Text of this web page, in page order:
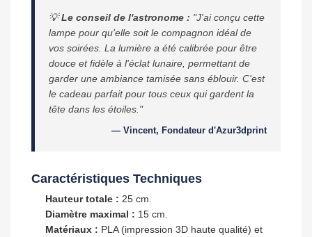
💡Le conseil de l'astronome : "J'ai conçu cette
lampe pour qu'elle soit le compagnon idéal de
vos soirées. La lumière a été calibrée pour être
douce et fidèle à l'éclat lunaire, permettant de
garder une ambiance tamisée sans éblouir. C'est
le cadeau parfait pour tous ceux qui gardent la
tête dans les étoiles."
— Vincent, Fondateur d'Azur3dprint
Caractéristiques Techniques
Hauteur totale : 25 cm.
Diamètre maximal : 15 cm.
Matériaux : PLA (impression 3D haute qualité) et